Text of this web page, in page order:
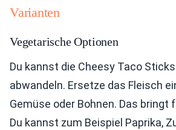
Varianten
Vegetarische Optionen
Du kannst die Cheesy Taco
abwandeln. Ersetze das Fleisch
Gemüse oder Bohnen. Das bringt
Du kannst zum Beispiel Paprika,